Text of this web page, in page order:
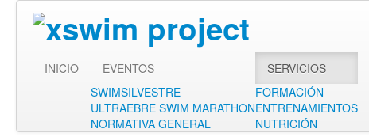
INICIO
EVENTOS
SWIMSILVESTRE
ULTRAEBRE SWIM MARATHON
NORMATIVA GENERAL
SERVICIOS
FORMACIÓN
ENTRENAMIENTOS
NUTRICIÓN